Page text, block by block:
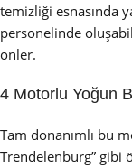
temizliği esnasında
personelinde
önler.
4 Motorlu Yoğun
Tam donanımlı bu
Trendelenburg” gibi